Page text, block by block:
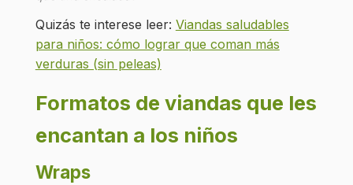
Quizás te interese leer: Viandas saludables
para niños: cómo lograr que coman más
verduras (sin peleas)
Formatos de viandas que les
encantan a los niños
Wraps